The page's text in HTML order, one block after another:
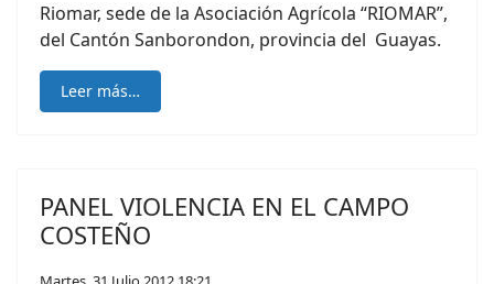
Riomar, sede de la Asociación Agrícola “RIOMAR”,
del Cantón Sanborondon, provincia del Guayas.
Leer más…
PANEL VIOLENCIA EN EL CAMPO
COSTEÑO